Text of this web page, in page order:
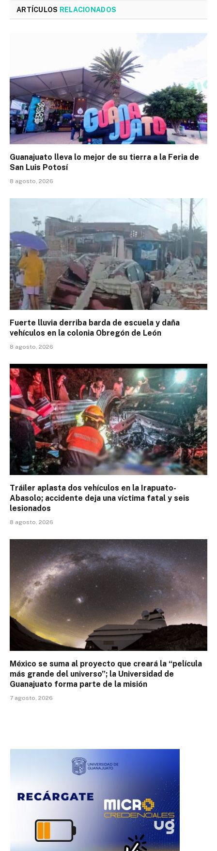
ARTÍCULOS RELACIONADOS
Guanajuato lleva lo mejor de su tierra a la Feria de
San Luis Potosí
8 agosto, 2026
Fuerte lluvia derriba barda de escuela y daña
vehículos en la colonia Obregón de León
8 agosto, 2026
Tráiler aplasta dos vehículos en la Irapuato-
Abasolo; accidente deja una víctima fatal y seis
lesionados
8 agosto, 2026
México se suma al proyecto que creará la “película
más grande del universo”; la Universidad de
Guanajuato forma parte de la misión
7 agosto, 2026